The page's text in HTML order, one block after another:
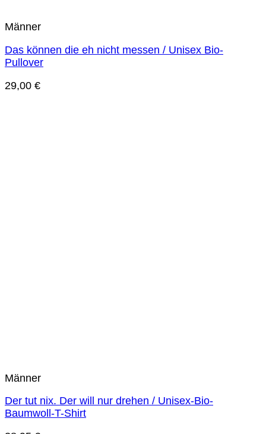
Männer
Das können die eh nicht messen / Unisex Bio-
Pullover
29,00 €
Männer
Der tut nix. Der will nur drehen / Unisex-Bio-
Baumwoll-T-Shirt